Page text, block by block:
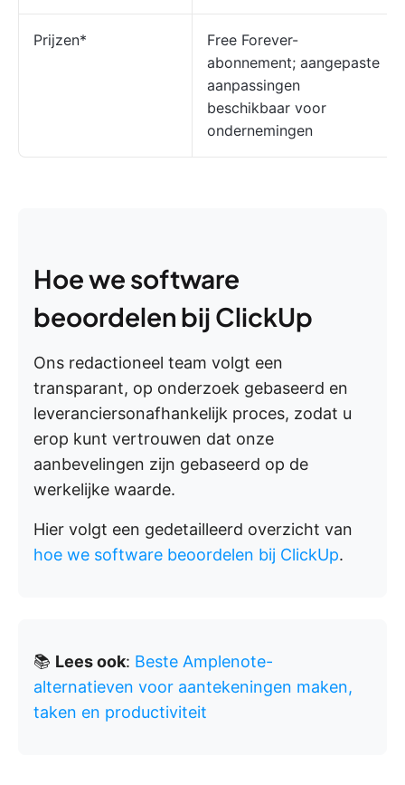
Prijzen*
Free Forever-
abonnement; aangepaste
aanpassingen
beschikbaar voor
ondernemingen
Hoe we software
beoordelen bij ClickUp
Ons redactioneel team volgt een
transparant, op onderzoek gebaseerd en
leveranciersonafhankelijk proces, zodat u
erop kunt vertrouwen dat onze
aanbevelingen zijn gebaseerd op de
werkelijke waarde.
Hier volgt een gedetailleerd overzicht van
hoe we software beoordelen bij ClickUp.
📚 Lees ook: Beste Amplenote-
alternatieven voor aantekeningen maken,
taken en productiviteit